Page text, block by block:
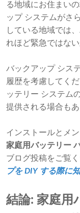
る地域にお住まい
ップ システムがさ
している地域では
れほど緊急ではな
バックアップ シス
履歴を考慮してく
ッテリー システム
提供される場合もあ
インストールとメ
家庭用バッテリー
ブログ投稿をご覧く
プを DIY する際に
結論: 家庭用